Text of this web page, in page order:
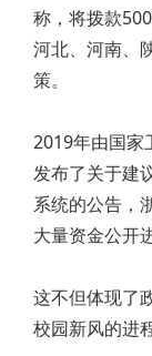
称，将拨款
河北、河南、
策。
2019年由国家
发布了关于建
系统的公告，
大量资金公开
这不但体现了
校园新风的进